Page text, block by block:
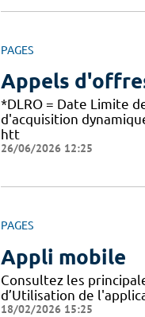
PAGES
Appels
*DLRO = Date Limite
d'acquisition
htt
26/06/2026 12:25
PAGES
Appli mobile
Consultez les
d’Utilisation de
18/02/2026 15:25